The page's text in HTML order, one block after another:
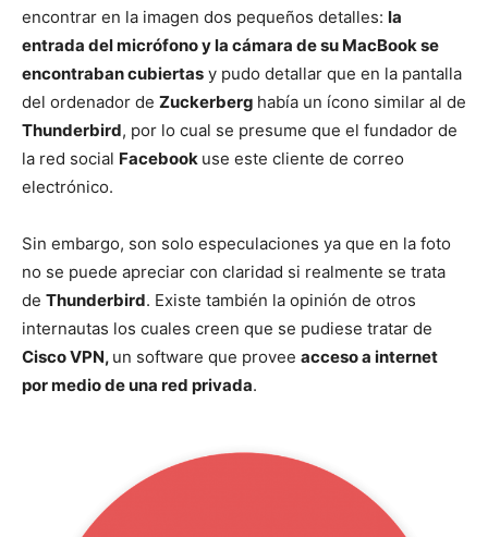
encontrar en la imagen dos pequeños detalles: la
entrada del micrófono y la cámara de su MacBook se
encontraban cubiertas y pudo detallar que en la pantalla
del ordenador de Zuckerberg había un ícono similar al de
Thunderbird, por lo cual se presume que el fundador de
la red social Facebook use este cliente de correo
electrónico.
Sin embargo, son solo especulaciones ya que en la foto
no se puede apreciar con claridad si realmente se trata
de Thunderbird. Existe también la opinión de otros
internautas los cuales creen que se pudiese tratar de
Cisco VPN, un software que provee acceso a internet
por medio de una red privada.